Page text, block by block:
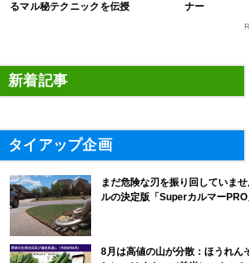
るマル秘テクニックを伝授 ナー
新着記事
タイアップ企画
まだ危険な刃を振り回していま
ルの決定版「SuperカルマーPRO
8月は高値の山が分散：ほうれん